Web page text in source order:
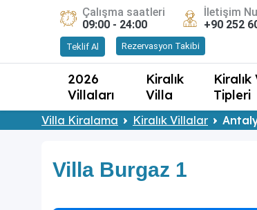
Çalışma saatleri
09:00 - 24:00
İletişim
+90 252
Teklif Al Rezervasyon Takibi
2026
Villaları
Kiralık
Villa
Kiralık
Tipleri
Villa Kiralama Kiralık Villalar
Villa Burgaz 1